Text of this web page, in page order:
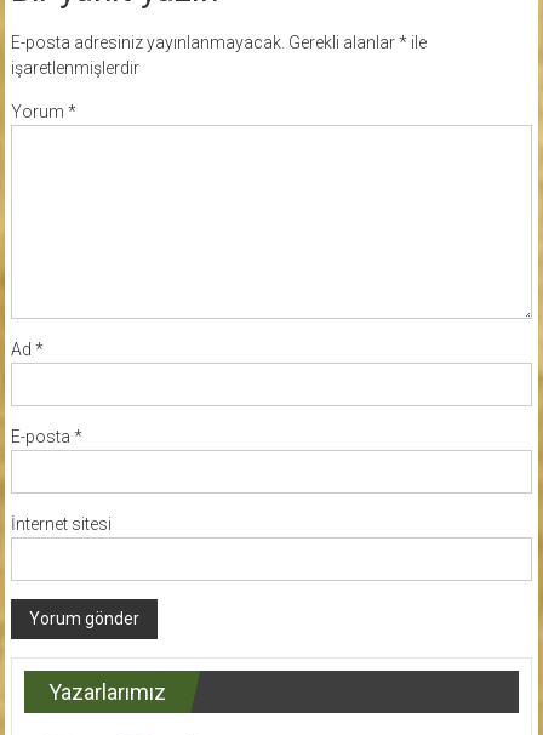
E-posta adresiniz yayınlanmayacak. Gerekli alanlar*ile
işaretlenmişlerdir
Yorum *
Ad *
E-posta *
İnternet sitesi
Yazarlarımız